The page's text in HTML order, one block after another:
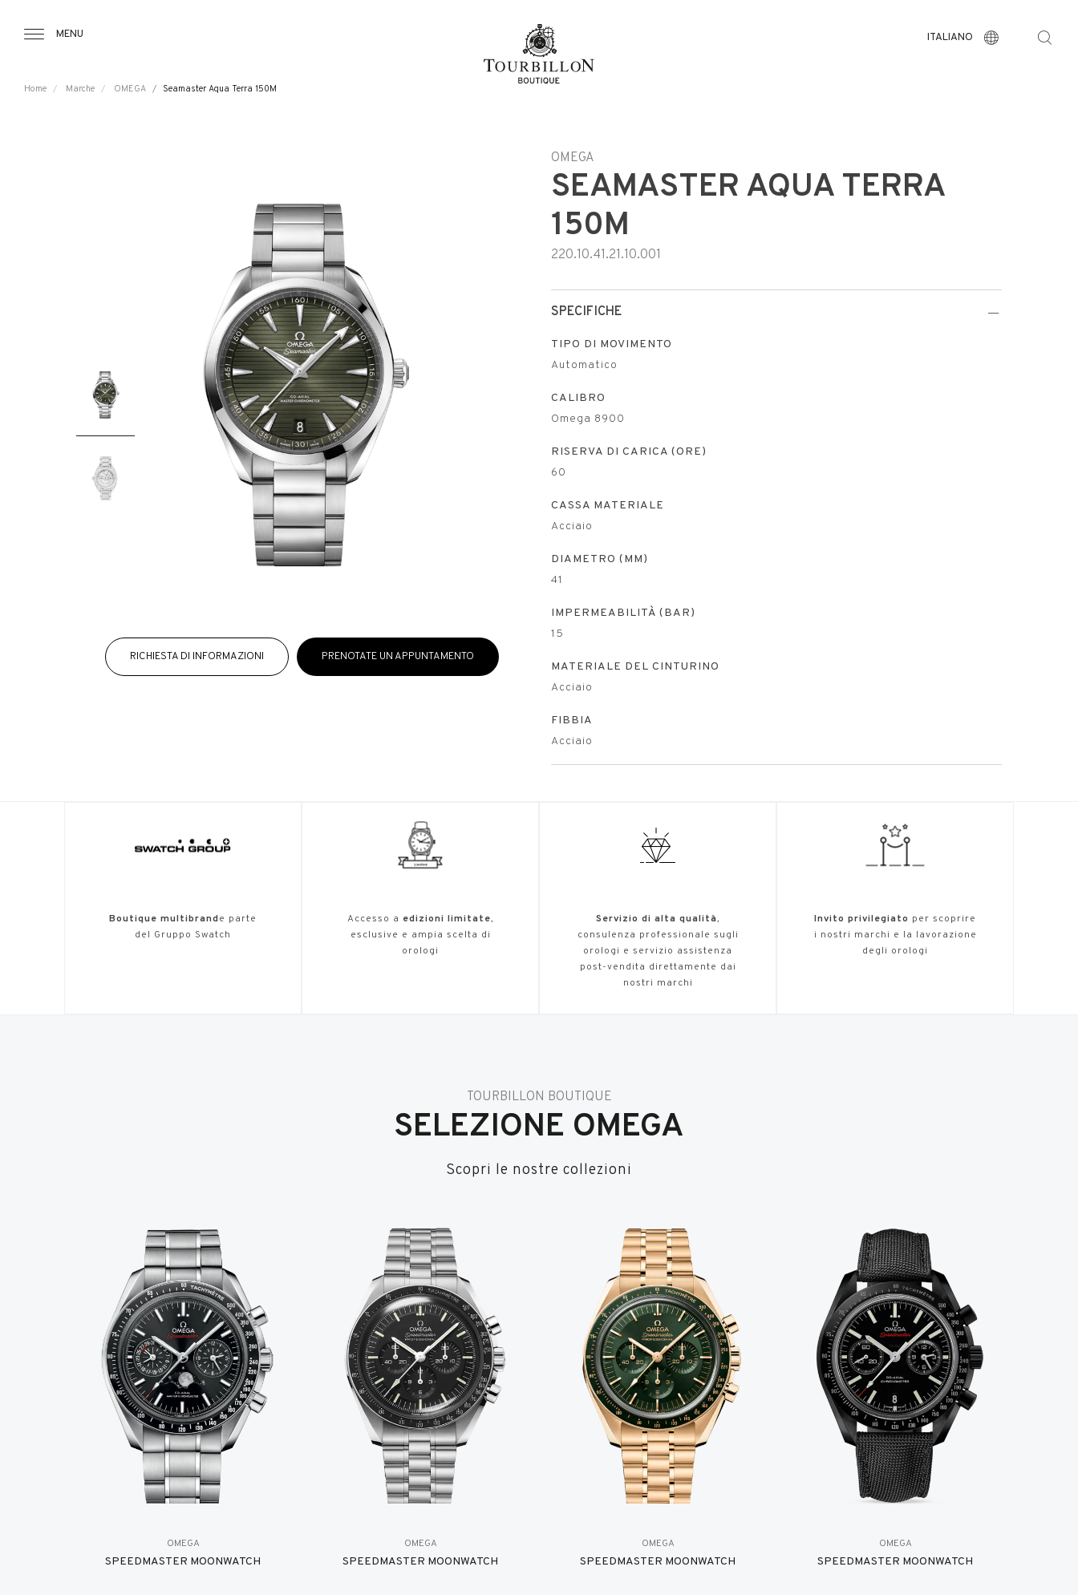
MENU ITALIANO
Home Marche OMEGA Seamaster Aqua Terra 150M
RICHIESTA DI INFORMAZIONI PRENOTATE UN APPUNTAMENTO
OMEGA
SEAMASTER AQUA TERRA
150M
220.10.41.21.10.001
SPECIFICHE
TIPO DI MOVIMENTO
Automatico
CALIBRO
Omega 8900
RISERVA DI CARICA (ORE)
60
CASSA MATERIALE
Acciaio
DIAMETRO (MM)
41
IMPERMEABILITÀ (BAR)
15
MATERIALE DEL CINTURINO
Acciaio
FIBBIA
Acciaio
Boutique multibrand e parte
del Gruppo Swatch
Accesso a edizioni limitate,
esclusive e ampia scelta di
orologi
Servizio di alta qualità,
consulenza professionale sugli
orologi e servizio assistenza
post-vendita direttamente dai
nostri marchi
Invito privilegiato per scoprire
i nostri marchi e la lavorazione
degli orologi
TOURBILLON BOUTIQUE
SELEZIONE OMEGA
Scopri le nostre collezioni
OMEGA
SPEEDMASTER MOONWATCH
OMEGA
SPEEDMASTER MOONWATCH
OMEGA
SPEEDMASTER MOONWATCH
OMEGA
SPEEDMASTER MOONWATCH